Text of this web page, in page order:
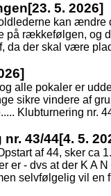
[23. 5. 2026]
kan
rækkefølgen, og
da der skal være
alle pokaler er
sikre vindere af
Klubturnering nr.
43/44[4. 5.
af 44, sker ca
er - dvs at der K A
selvfølgelig vil en